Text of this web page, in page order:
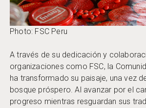
Photo: FSC Peru
A través de su dedicación y
organizaciones como FSC, la
ha transformado su paisaje, una vez
bosque próspero. Al avanzar por el
progreso mientras resguardan sus